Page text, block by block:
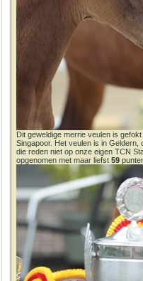
Dit geweldige merrie veulen is
Singapoor. Het veulen is in Geldern,
die reden niet op onze eigen TCN
opgenomen met maar liefst 59